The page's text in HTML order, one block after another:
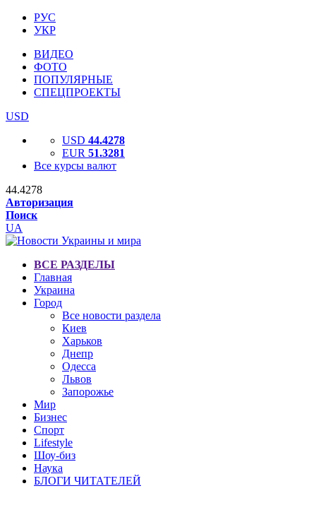
РУС
УКР
ВИДЕО
ФОТО
ПОПУЛЯРНЫЕ
СПЕЦПРОЕКТЫ
USD
USD 44.4278
EUR 51.3281
Все курсы валют
44.4278
Авторизация
Поиск
UA
ВСЕ РАЗДЕЛЫ
Главная
Украина
Город
Все новости раздела
Киев
Харьков
Днепр
Одесса
Львов
Запорожье
Мир
Бизнес
Спорт
Lifestyle
Шоу-биз
Наука
БЛОГИ ЧИТАТЕЛЕЙ